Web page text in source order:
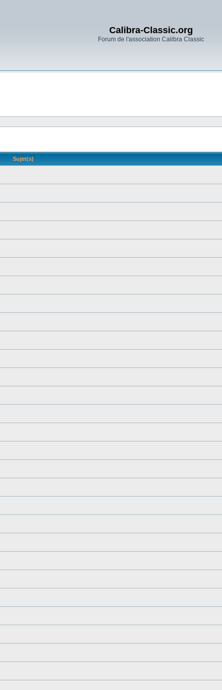
Calibra-Classic.org
Forum de l'association Calibra Classic
Sujet(s)